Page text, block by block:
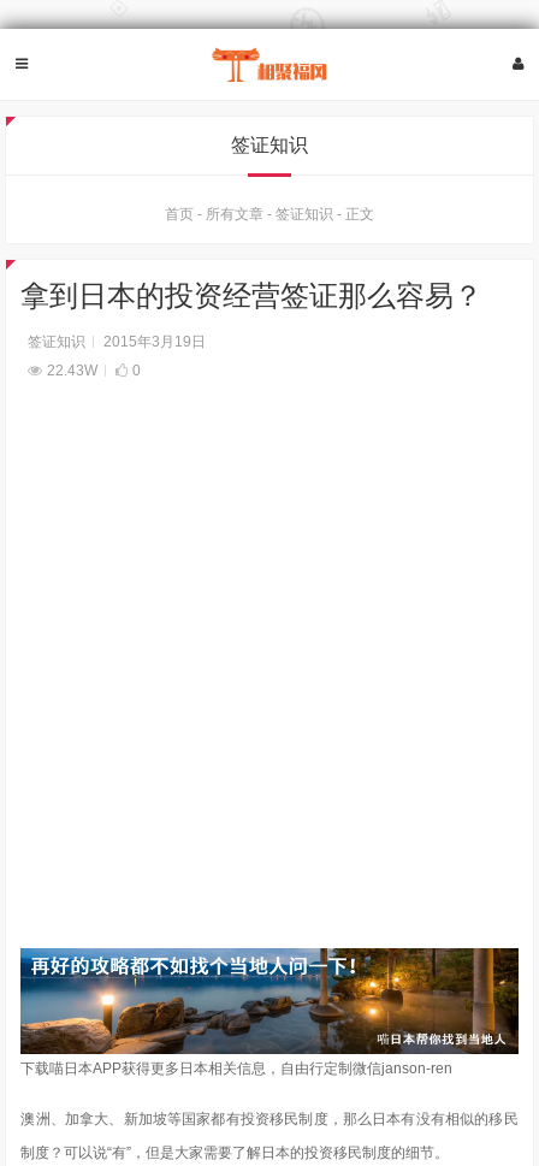
签证知识
首页 - 所有文章 - 签证知识 - 正文
拿到日本的投资经营签证那么容易？
签证知识
2015年3月19日
22.43W
0
下载喵日本APP获得更多日本相关信息，自由行定制微信janson-ren
澳洲、加拿大、新加坡等国家都有投资移民制度，那么日本有没有相似的移民
制度？可以说“有”，但是大家需要了解日本的投资移民制度的细节。